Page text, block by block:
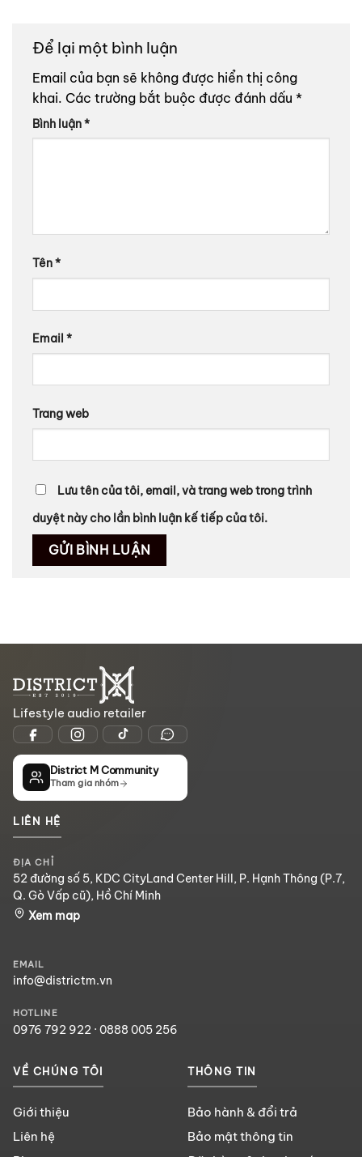
Để lại một bình luận
Email của bạn sẽ không được hiển thị công
khai. Các trường bắt buộc được đánh dấu *
Bình luận*
Tên*
Email *
Trang web
Lưu tên của tôi, email, và trang web trong trình
duyệt này cho lần bình luận kế tiếp của tôi.
Lifestyle audio retailer
District M Community
Tham gia nhóm
LIÊN HỆ
ĐỊA CHỈ
52 đường số 5, KDC CityLand Center Hill, P. Hạnh Thông (P.7,
Q. Gò Vấp cũ), Hồ Chí Minh
Xem map
EMAIL
info@districtm.vn
HOTLINE
0976 792 922 · 0888 005 256
VỀ CHÚNG TÔI
Giới thiệu
Liên hệ
THÔNG TIN
Bảo hành & đổi trả
Bảo mật thông tin